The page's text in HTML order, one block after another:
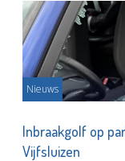
Nieuws
Inbraakgolf op
Vijfsluizen